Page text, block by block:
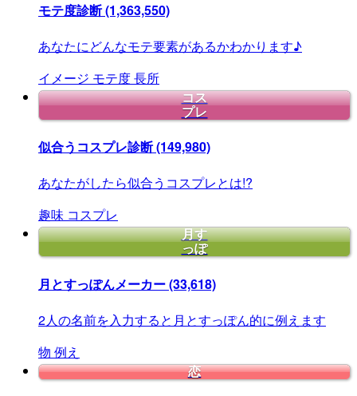
モテ度診断(1,363,550)
あなたにどんなモテ要素があるかわかります♪
イメージ モテ度長所
コス
プレ
似合うコスプレ診断(149,980)
あなたがしたら似合うコスプレとは!?
趣味 コスプレ
月す
っぽ
月とすっぽんメーカー(33,618)
2人の名前を入力すると月とすっぽん的に例えます
物 例え
恋